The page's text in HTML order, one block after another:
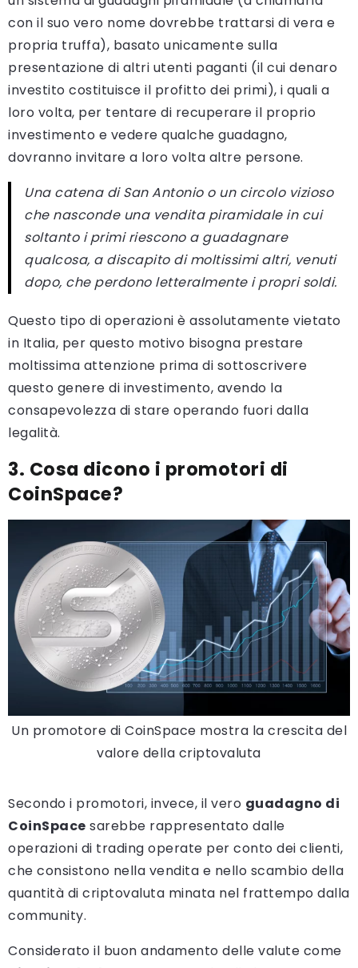
con il suo vero nome dovrebbe trattarsi di vera e
propria truffa), basato unicamente sulla
presentazione di altri utenti paganti (il cui denaro
investito costituisce il profitto dei primi), i quali a
loro volta, per tentare di recuperare il proprio
investimento e vedere qualche guadagno,
dovranno invitare a loro volta altre persone.
Una catena di San Antonio o un circolo vizioso
che nasconde una vendita piramidale in cui
soltanto i primi riescono a guadagnare
qualcosa, a discapito di moltissimi altri, venuti
dopo, che perdono letteralmente i propri soldi.
Questo tipo di operazioni è assolutamente vietato
in Italia, per questo motivo bisogna prestare
moltissima attenzione prima di sottoscrivere
questo genere di investimento, avendo la
consapevolezza di stare operando fuori dalla
legalità.
3. Cosa dicono i promotori di
CoinSpace?
Un promotore di CoinSpace mostra la crescita del
valore della criptovaluta
Secondo i promotori, invece, il vero guadagno di
CoinSpace sarebbe rappresentato dalle
operazioni di trading operate per conto dei clienti,
che consistono nella vendita e nello scambio della
quantità di criptovaluta minata nel frattempo dalla
community.
Considerato il buon andamento delle valute come